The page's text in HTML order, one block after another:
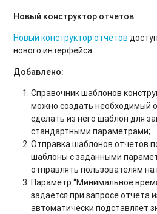
Новый конструктор отчетов
Новый конструктор отчетов
нового интерфейса.
Добавлено:
Справочник шаблонов
можно создать необходимый
сделать из него шаблон для
стандартными параметрами;
Отправка шаблонов отчетов
шаблоны с заданными
отправлять пользователям на
Параметр “Минимальное
задаётся при запросе отчета
автоматически подставляет